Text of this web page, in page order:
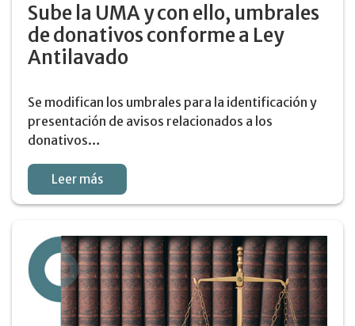
Sube la UMA y con ello, umbrales
de donativos conforme a Ley
Antilavado
Se modifican los umbrales para la identificación y
presentación de avisos relacionados a los
donativos…
Leer más